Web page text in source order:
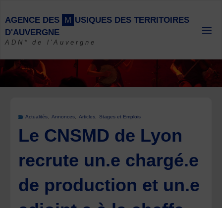
content
AGENCE DES M USIQUES DES TERRITOIRES
D'AUVERGNE
ADN* de l'Auvergne
Actualités Annonces Articles Stages et Emplois
Le CNSMD de Lyon
recrute un.e chargé.e
de production et un.e